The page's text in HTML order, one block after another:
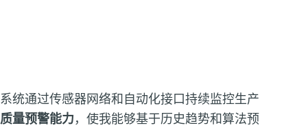
统通过传感器网络和自动化接口持续监控生产
质量预警能力，使我能够基于历史趋势和算法预